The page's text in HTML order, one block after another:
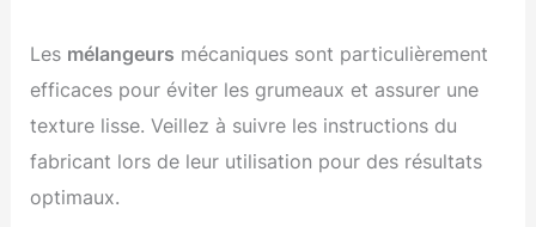
Les mélangeurs mécaniques sont particulièrement
efficaces pour éviter les grumeaux et assurer une
texture lisse. Veillez à suivre les instructions du
fabricant lors de leur utilisation pour des résultats
optimaux.